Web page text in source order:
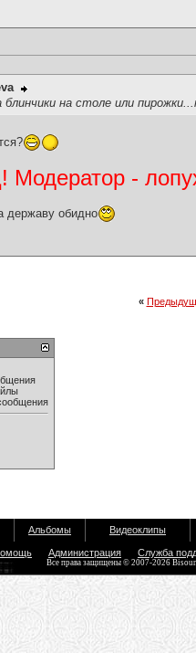
на столе или
Модератор -
державу обидно
«
Альбомы Видеоклипы
Администрация Служба
Все права защищены © 2007-2026